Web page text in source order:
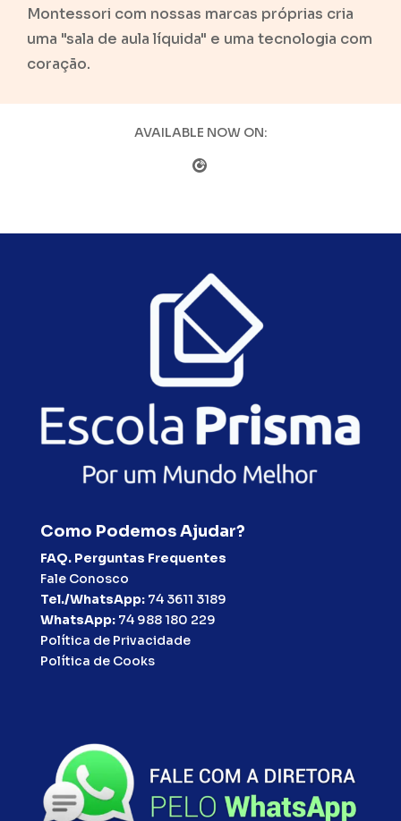
Montessori com nossas marcas próprias cria
uma "sala de aula líquida" e uma tecnologia com
coração.
AVAILABLE NOW ON:
Como Podemos Ajudar?
FAQ. Perguntas Frequentes
Fale Conosco
Tel./WhatsApp: 74 3611 3189
WhatsApp: 74 988 180 229
Política de Privacidade
Política de Cooks